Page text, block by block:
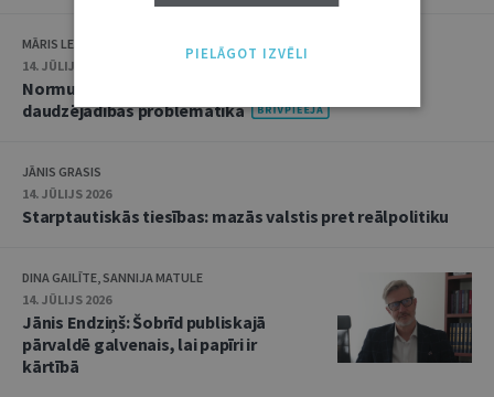
MĀRIS LEJA
14. JŪLIJS 2026
Normu konkurences un noziedzīgu nodarījumu
daudzējādības problemātika
JĀNIS GRASIS
14. JŪLIJS 2026
Starptautiskās tiesības: mazās valstis pret reālpolitiku
DINA GAILĪTE, SANNIJA MATULE
14. JŪLIJS 2026
Jānis Endziņš: Šobrīd publiskajā
pārvaldē galvenais, lai papīri ir
kārtībā
PIELĀGOT IZVĒLI